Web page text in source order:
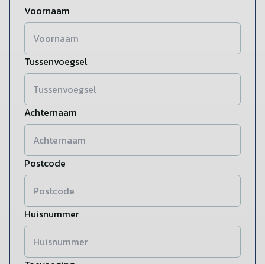
Voornaam
Tussenvoegsel
Achternaam
Postcode
Huisnummer